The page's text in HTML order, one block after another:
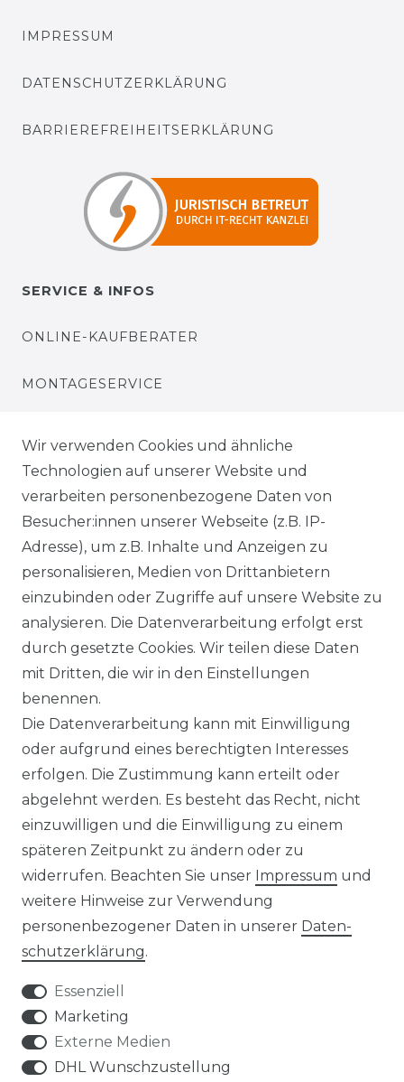
IMPRESSUM
DATENSCHUTZERKLÄRUNG
BARRIEREFREIHEITSERKLÄRUNG
SERVICE & INFOS
ONLINE-KAUFBERATER
MONTAGESERVICE
BEZAHLUNG
KLIMA- UND UMWELTSCHUTZ
LEXIKON
UNTERNEHMEN
ÜBER UNS
HERSTELLER
REFERENZEN
Widerrufs­recht
VERTRAG WIDERRUFEN
Wir verwenden Cookies und ähnliche
Technologien auf unserer Website und
verarbeiten personenbezogene Daten von
Besucher:innen unserer Webseite (z.B. IP-
Adresse), um z.B. Inhalte und Anzeigen zu
personalisieren, Medien von Drittanbietern
einzubinden oder Zugriffe auf unsere Website zu
analysieren. Die Datenverarbeitung erfolgt erst
durch gesetzte Cookies. Wir teilen diese Daten
mit Dritten, die wir in den Einstellungen
benennen.
Die Datenverarbeitung kann mit Einwilligung
oder aufgrund eines berechtigten Interesses
erfolgen. Die Zustimmung kann erteilt oder
abgelehnt werden. Es besteht das Recht, nicht
einzuwilligen und die Einwilligung zu einem
späteren Zeitpunkt zu ändern oder zu
widerrufen. Beachten Sie unser Impressum und
weitere Hinweise zur Verwendung
personenbezogener Daten in unserer Daten­
schutz­erklärung.
Essenziell
Marketing
Externe Medien
DHL Wunschzustellung